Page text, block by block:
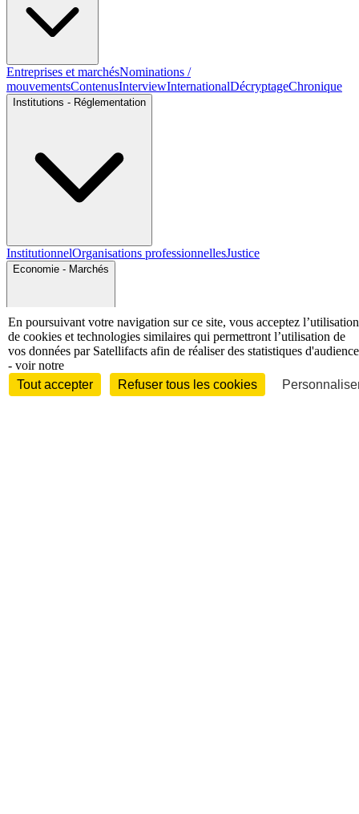
Entreprises et marchésNominations /
mouvementsContenusInterviewInternationalDécryptageChronique
Institutions - Réglementation
InstitutionnelOrganisations professionnellesJustice
Economie - Marchés
Entreprises et marchésTélécomsTechnologiesIndustries
techniquesDiversifications
En poursuivant votre navigation sur ce site, vous acceptez l’utilisation
de cookies et technologies similaires qui permettront l’utilisation de
vos données par Satellifacts afin de réaliser des statistiques d'audience
- voir notre
Tout accepter
Refuser tous les cookies